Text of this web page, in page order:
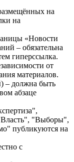
на
на
«Новости
– обязательна
гиперссылка.
от
материалов.
– должна быть
абзаце
"Выборы",
публикуются на
с